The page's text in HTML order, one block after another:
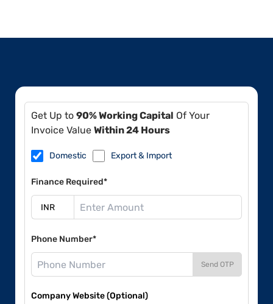
Get Up to 90% Working Capital Of Your
Invoice Value Within 24 Hours
Domestic Export & Import
Finance Required*
Phone Number*
Send OTP
Company Website (Optional)